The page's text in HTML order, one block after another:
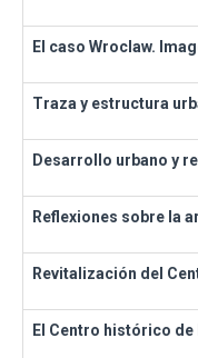
El caso Wroclaw.
Traza y estructura
Desarrollo urbano y
Reflexiones sobre la
Revitalización del
El Centro histórico de